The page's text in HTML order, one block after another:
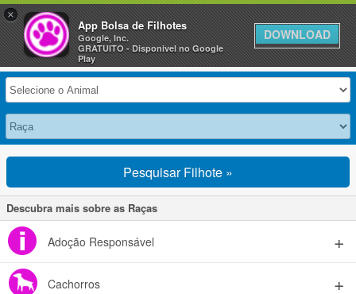
Anuncie Grátis »
Selecione seu Animal
Pesquisar Filhote »
Descubra mais sobre as Raças
Adoção Responsável
Cachorros
×
App Bolsa de Filhotes
Google, Inc.
GRATUITO - Disponivel no Google
Play
DOWNLOAD